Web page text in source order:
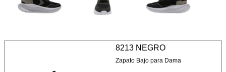
8213 NEGRO
Zapato Bajo para Dama